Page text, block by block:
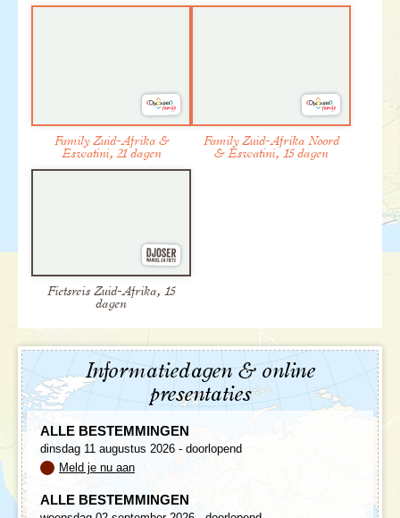
Family Zuid-Afrika &
Eswatini, 21 dagen
Family Zuid-Afrika Noord
& Eswatini, 15 dagen
Fietsreis Zuid-Afrika, 15
dagen
Informatiedagen & online
presentaties
ALLE BESTEMMINGEN
dinsdag 11 augustus 2026 - doorlopend
Meld je nu aan
ALLE BESTEMMINGEN